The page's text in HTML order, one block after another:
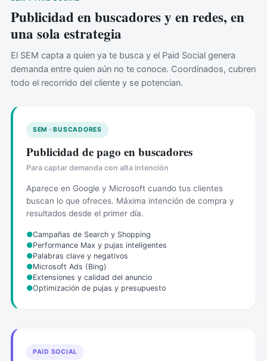
Publicidad en buscadores y en redes, en
una sola estrategia
El SEM capta a quien ya te busca y el Paid Social genera
demanda entre quien aún no te conoce. Coordinados, cubren
todo el recorrido del cliente y se potencian.
SEM · BUSCADORES
Publicidad de pago en buscadores
Para captar demanda con alta intención
Aparece en Google y Microsoft cuando tus clientes
buscan lo que ofreces. Máxima intención de compra y
resultados desde el primer día.
●Campañas de Search y Shopping
●Performance Max y pujas inteligentes
●Palabras clave y negativos
●Microsoft Ads (Bing)
●Extensiones y calidad del anuncio
●Optimización de pujas y presupuesto
PAID SOCIAL